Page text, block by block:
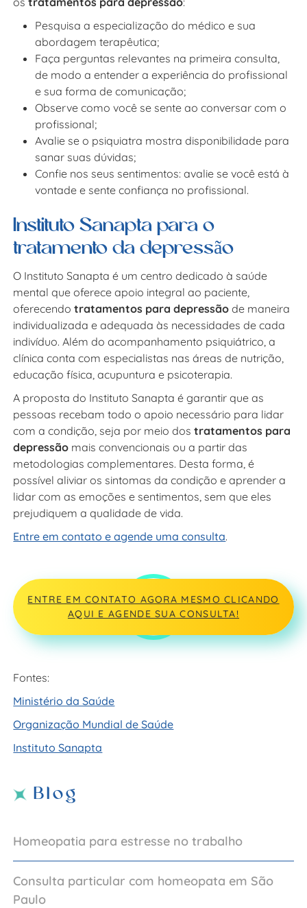
Pesquisa a especialização do médico e sua
abordagem terapêutica;
Faça perguntas relevantes na primeira consulta,
de modo a entender a experiência do profissional
e sua forma de comunicação;
Observe como você se sente ao conversar com o
profissional;
Avalie se o psiquiatra mostra disponibilidade para
sanar suas dúvidas;
Confie nos seus sentimentos: avalie se você está à
vontade e sente confiança no profissional.
Instituto Sanapta para o
tratamento da depressão
O Instituto Sanapta é um centro dedicado à saúde
mental que oferece apoio integral ao paciente,
oferecendotratamentos para depressãode maneira
individualizada e adequada às necessidades de cada
indivíduo. Além do acompanhamento psiquiátrico, a
clínica conta com especialistas nas áreas de nutrição,
educação física, acupuntura e psicoterapia.
A proposta do Instituto Sanapta é garantir que as
pessoas recebam todo o apoio necessário para lidar
com a condição, seja por meio dostratamentos para
depressão mais convencionais ou a partir das
metodologias complementares. Desta forma, é
possível aliviar os sintomas da condição e aprender a
lidar com as emoções e sentimentos, sem que eles
prejudiquem a qualidade de vida.
Entre em contato e agende uma consulta.
ENTRE EM CONTATO AGORA MESMO CLICANDO
AQUI E AGENDE SUA CONSULTA!
Fontes:
Ministério da Saúde
Organização Mundial de Saúde
Instituto Sanapta
Blog
Homeopatia para estresse no trabalho
Consulta particular com homeopata em São
Paulo